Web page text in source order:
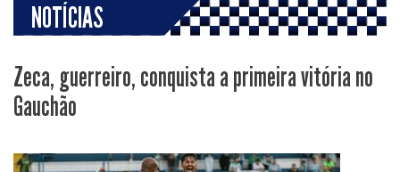
NOTÍCIAS
Zeca, guerreiro, conquista a primeira vitória no
Gauchão